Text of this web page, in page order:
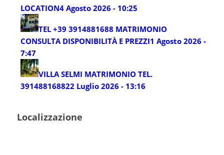
LOCATION4 Agosto 2026 - 10:25
TEL +39 3914881688 MATRIMONIO
CONSULTA DISPONIBILITÀ E PREZZI1 Agosto 2026 -
7:47
VILLA SELMI MATRIMONIO TEL.
391488168822 Luglio 2026 - 13:16
Localizzazione